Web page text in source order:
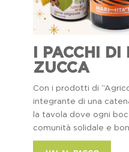
I PACCHI DI
ZUCCA
Con i prodotti di
integrante di una
la tavola dove ogni
comunità solidale e